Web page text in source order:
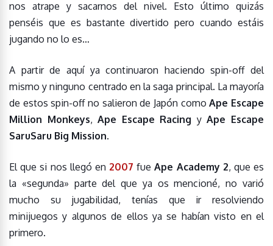
nos atrape y sacarnos del nivel. Esto último quizás
penséis que es bastante divertido pero cuando estáis
jugando no lo es…
A partir de aquí ya continuaron haciendo spin-off del
mismo y ninguno centrado en la saga principal. La mayoría
de estos spin-off no salieron de Japón como Ape Escape
Million Monkeys,Ape Escape Racing yApe Escape
SaruSaru Big Mission.
El que si nos llegó en 2007 fueApe Academy 2, que es
la «segunda» parte del que ya os mencioné, no varió
mucho su jugabilidad, tenías que ir resolviendo
minijuegos y algunos de ellos ya se habían visto en el
primero.